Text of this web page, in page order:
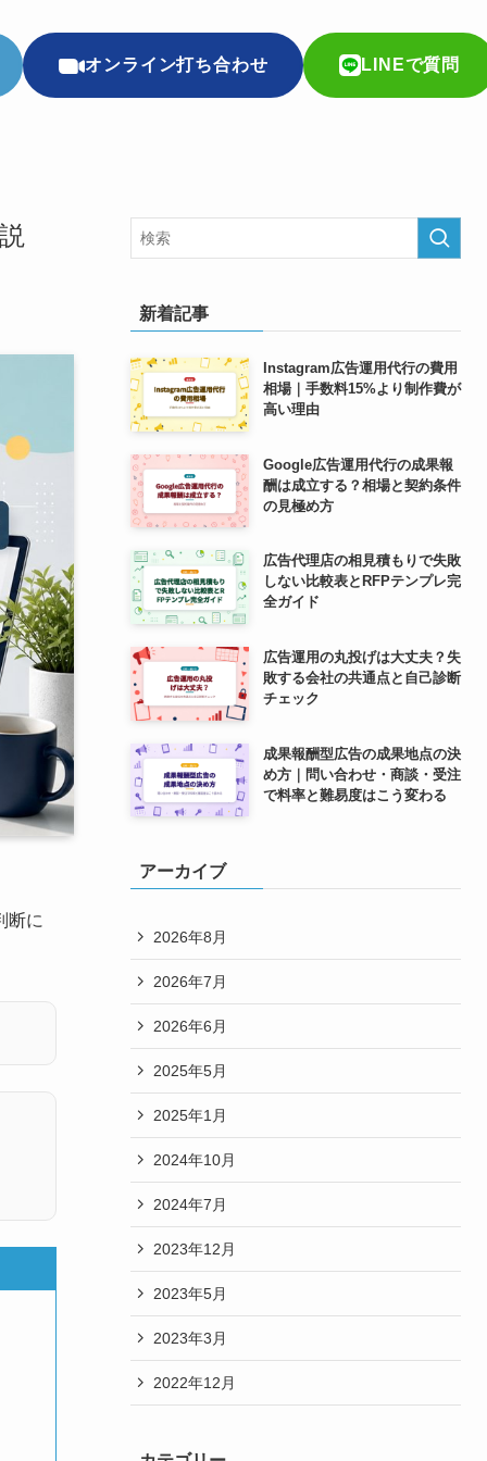
オンライン打ち合わせ LINEで質問
断に
新着記事
Instagram広告運用代行の費用
相場｜手数料15%より制作費が
高い理由
Google広告運用代行の成果報
酬は成立する？相場と契約条件
の見極め方
広告代理店の相見積もりで失敗
しない比較表とRFPテンプレ完
全ガイド
広告運用の丸投げは大丈夫？失
敗する会社の共通点と自己診断
チェック
成果報酬型広告の成果地点の決
め方｜問い合わせ・商談・受注
で料率と難易度はこう変わる
アーカイブ
2026年8月
2026年7月
2026年6月
2025年5月
2025年1月
2024年10月
2024年7月
2023年12月
2023年5月
2023年3月
2022年12月